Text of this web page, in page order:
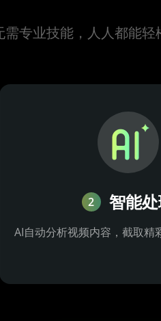
需专业技能，人人都能
2 智能
AI自动分析视频内容，截取精